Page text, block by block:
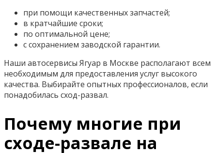
при помощи качественных запчастей;
в кратчайшие сроки;
по оптимальной цене;
с сохранением заводской гарантии.
Наши автосервисы Ягуар в Москве располагают всем
необходимым для предоставления услуг высокого
качества. Выбирайте опытных профессионалов, если
понадобилась сход-развал.
Почему многие при
сходе-развале на